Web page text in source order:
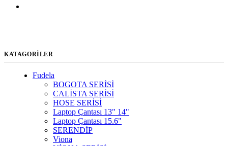
KATAGORİLER
Fudela
BOGOTA SERİSİ
CALİSTA SERİSİ
HOSE SERİSİ
Laptop Çantası 13" 14"
Laptop Çantası 15.6"
SERENDİP
Viona